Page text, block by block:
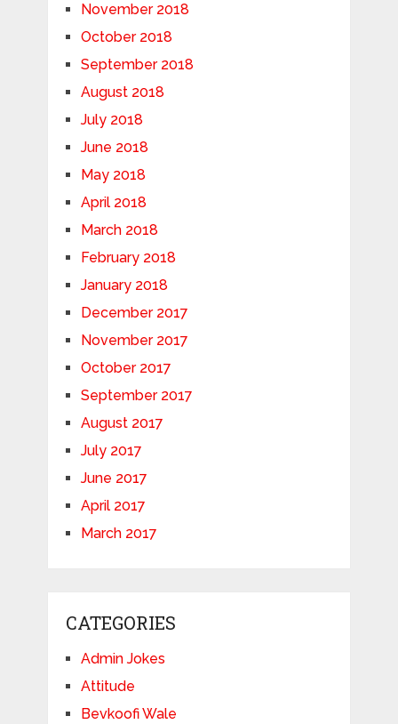
November 2018
October 2018
September 2018
August 2018
July 2018
June 2018
May 2018
April 2018
March 2018
February 2018
January 2018
December 2017
November 2017
October 2017
September 2017
August 2017
July 2017
June 2017
April 2017
March 2017
CATEGORIES
Admin Jokes
Attitude
Bevkoofi Wale